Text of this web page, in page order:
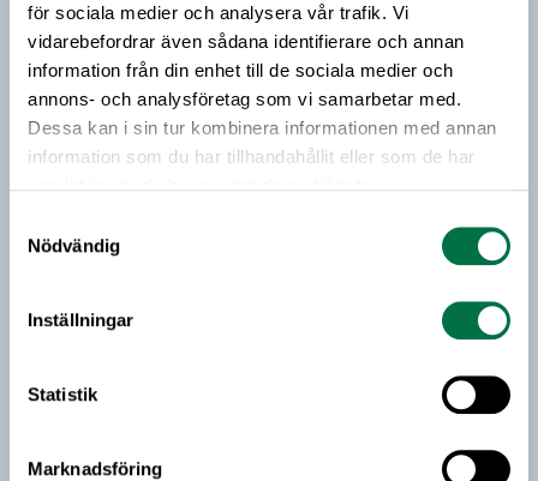
för sociala medier och analysera vår trafik. Vi
vidarebefordrar även sådana identifierare och annan
information från din enhet till de sociala medier och
annons- och analysföretag som vi samarbetar med.
Dessa kan i sin tur kombinera informationen med annan
information som du har tillhandahållit eller som de har
Nödvändig
Inställningar
Statistik
Marknadsföring
Energimyndigheten i samarbete med
Livsmedelsföretagen.
Prenumerera på vårt nyhetsbrev
Vårt nyhetsbrev kommer ut 3-4 gånger i månaden och
riktar sig till alla med ett intresse för
livsmedelsföretagande och den svenska
E-post:
Jag vill få relevant information från Livsmedelsföretagen
till min inkorg. Livsmedelsföretagen ska inte dela eller
avsluta prenumerationen.